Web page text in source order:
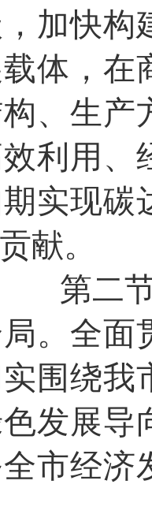
加快构
体，在
、生产
利用、
实现碳
献。
第二
。全面
围绕我
发展导
市经